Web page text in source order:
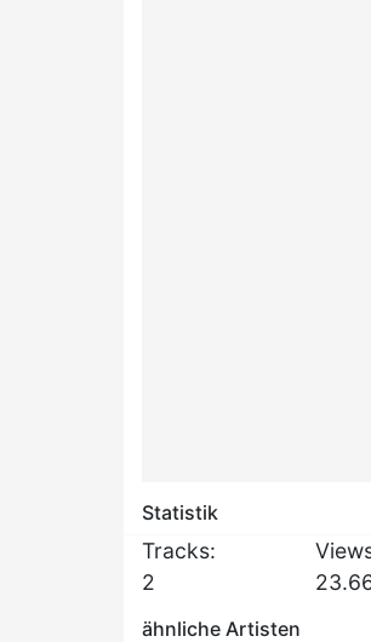
Statistik
Tracks:
2
ähnliche Artisten